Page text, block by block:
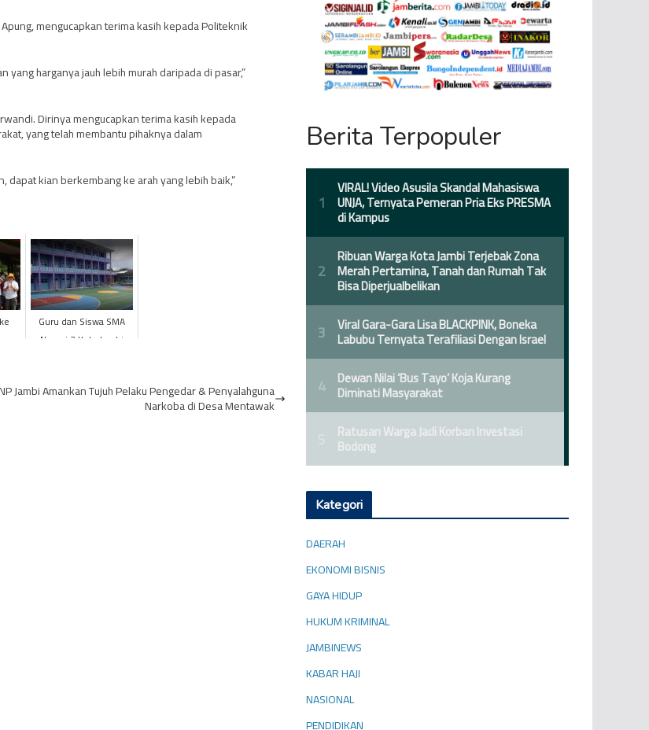
mengucapkan terima kasih kepada Politeknik
harganya jauh lebih murah daripada di pasar,”
Dirinya mengucapkan terima kasih kepada
yang telah membantu pihaknya dalam
dapat kian berkembang ke arah yang lebih baik,”
Guru dan Siswa SMA
Negeri 3 Kota Jambi
Sement...
Jambi Amankan Tujuh Pelaku Pengedar & Penyalahguna
Narkoba di Desa Mentawak
Berita Terpopuler
Kategori
DAERAH
EKONOMI BISNIS
GAYA HIDUP
HUKUM KRIMINAL
JAMBINEWS
KABAR HAJI
NASIONAL
PENDIDIKAN